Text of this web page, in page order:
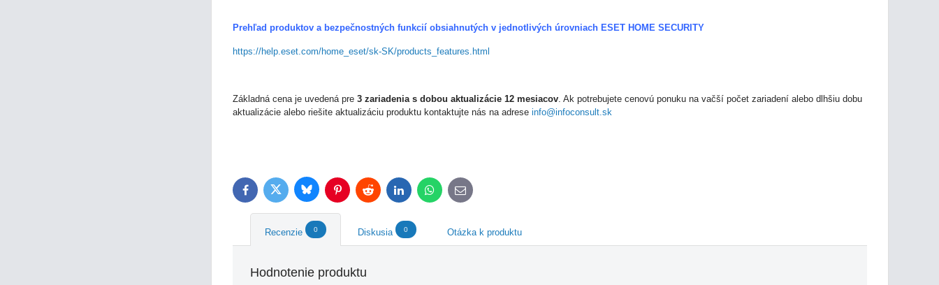
Prehľad produktov a bezpečnostných funkcií obsiahnutých v jednotlivých úrovniach ESET HOME SECURITY
https://help.eset.com/home_eset/sk-SK/products_features.html
Základná cena je uvedená pre 3 zariadenia s dobou aktualizácie 12 mesiacov. Ak potrebujete cenovú ponuku na vačší počet zariadení alebo dlhšiu dobu
aktualizácie alebo riešite aktualizáciu produktu kontaktujte nás na adrese info@infoconsult.sk
FacebookTwitter BlueskyPinterestReddit LinkedInWhatsApp
E-
mail
Recenzie 0 Diskusia 0 Otázka k produktu
Hodnotenie produktu